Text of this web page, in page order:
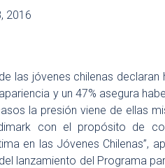
2016
las jóvenes chilenas
y un 47% asegura
la presión viene de ellas
con el propósito de
en las Jóvenes Chilenas”,
lanzamiento del Programa